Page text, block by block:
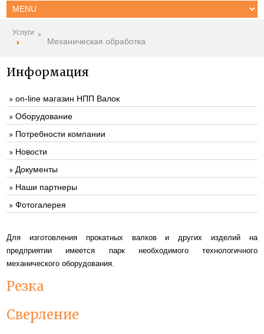
Услуги
Механическая обработка
Информация
on-line магазин НПП Валок
Оборудование
Потребности компании
Новости
Документы
Наши партнеры
Фотогалерея
Для изготовления прокатных валков и других изделий на
предприятии имеется парк необходимого технологичного
механического оборудования.
Резка
Сверление